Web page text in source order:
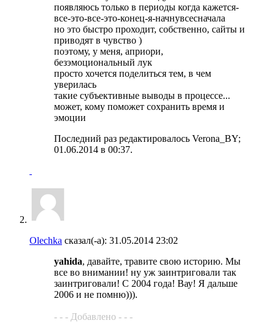
появляюсь только в периоды когда кажется-
все-это-все-это-конец-я-начнувсесначала
но это быстро проходит, собственно, сайты и
приводят в чувство )
поэтому, у меня, априори,
безэмоциональный лук
просто хочется поделиться тем, в чем
уверилась
такие субъективные выводы в процессе...
может, кому поможет сохранить время и
эмоции
Последний раз редактировалось Verona_BY;
01.06.2014 в 00:37.
Olechka сказал(-а): 31.05.2014 23:02
yahida, давайте, травите свою историю. Мы
все во внимании! ну уж заинтриговали так
заинтриговали! С 2004 года! Вау! Я дальше
2006 и не помню))).
- - - Добавлено - - -